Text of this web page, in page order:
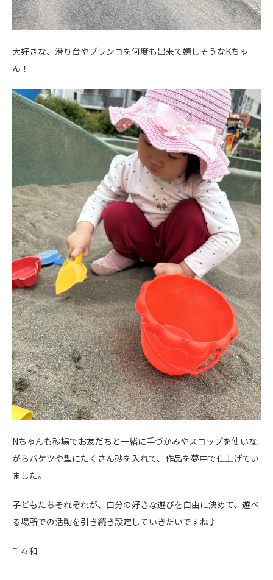
大好きな、滑り台やブランコを何度も出来て嬉しそうなKちゃ
ん！
Nちゃんも砂場でお友だちと一緒に手づかみやスコップを使いな
がらバケツや型にたくさん砂を入れて、作品を夢中で仕上げてい
ました。
子どもたちそれぞれが、自分の好きな遊びを自由に決めて、遊べ
る場所での活動を引き続き設定していきたいですね♪
千々和